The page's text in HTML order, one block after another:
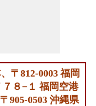
〒812-0003 福岡
８−１ 福岡空港
905-0503 沖縄県